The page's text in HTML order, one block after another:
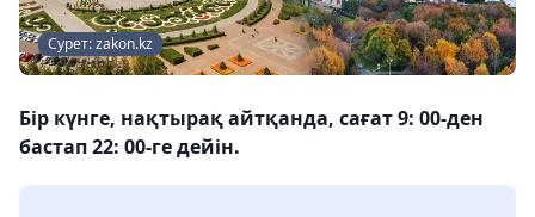
Сурет: zakon.kz
Бір күнге, нақтырақ айтқанда, сағат 9: 00-ден
бастап 22: 00-ге дейін.